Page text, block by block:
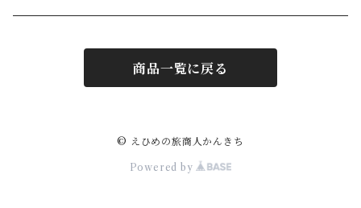
水ようかん [夏季限定]
商品一覧に戻る
© えひめの旅商人かんきち
Powered by